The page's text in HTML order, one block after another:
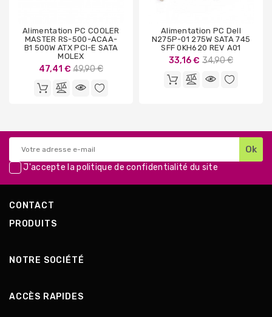
Alimentation PC COOLER
MASTER RS-500-ACAA-
B1 500W ATX PCI-E SATA
MOLEX
47,41 € Prix
base
49,90 €
Alimentation PC Dell
N275P-01 275W SATA 745
SFF 0KH620 REV A01
33,16 € Prix
base
34,90 €
J'accepte lapolitique de confidentialité du site
CONTACT
PRODUITS
NOTRE SOCIÉTÉ
ACCÈS RAPIDES